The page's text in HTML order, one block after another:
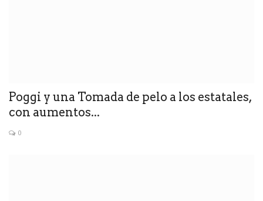
Poggi y una Tomada de pelo a los estatales,
con aumentos...
0